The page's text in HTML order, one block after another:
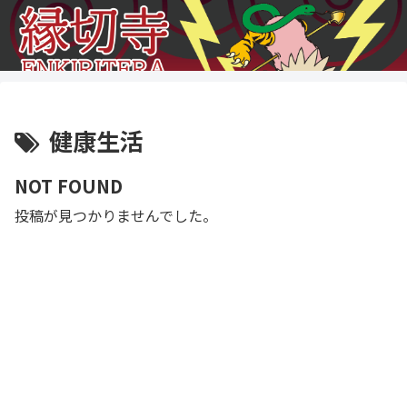
健康生活
NOT FOUND
投稿が見つかりませんでした。